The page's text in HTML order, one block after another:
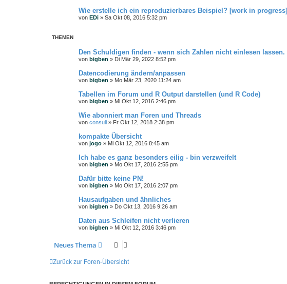
Wie erstelle ich ein reproduzierbares Beispiel? [work in progress]
von EDi » Sa Okt 08, 2016 5:32 pm
THEMEN
Den Schuldigen finden - wenn sich Zahlen nicht einlesen lassen.
von bigben » Di Mär 29, 2022 8:52 pm
Datencodierung ändern/anpassen
von bigben » Mo Mär 23, 2020 11:24 am
Tabellen im Forum und R Output darstellen (und R Code)
von bigben » Mi Okt 12, 2016 2:46 pm
Wie abonniert man Foren und Threads
von consuli » Fr Okt 12, 2018 2:38 pm
kompakte Übersicht
von jogo » Mi Okt 12, 2016 8:45 am
Ich habe es ganz besonders eilig - bin verzweifelt
von bigben » Mo Okt 17, 2016 2:55 pm
Dafür bitte keine PN!
von bigben » Mo Okt 17, 2016 2:07 pm
Hausaufgaben und ähnliches
von bigben » Do Okt 13, 2016 9:26 am
Daten aus Schleifen nicht verlieren
von bigben » Mi Okt 12, 2016 3:46 pm
Neues Thema
Zurück zur Foren-Übersicht